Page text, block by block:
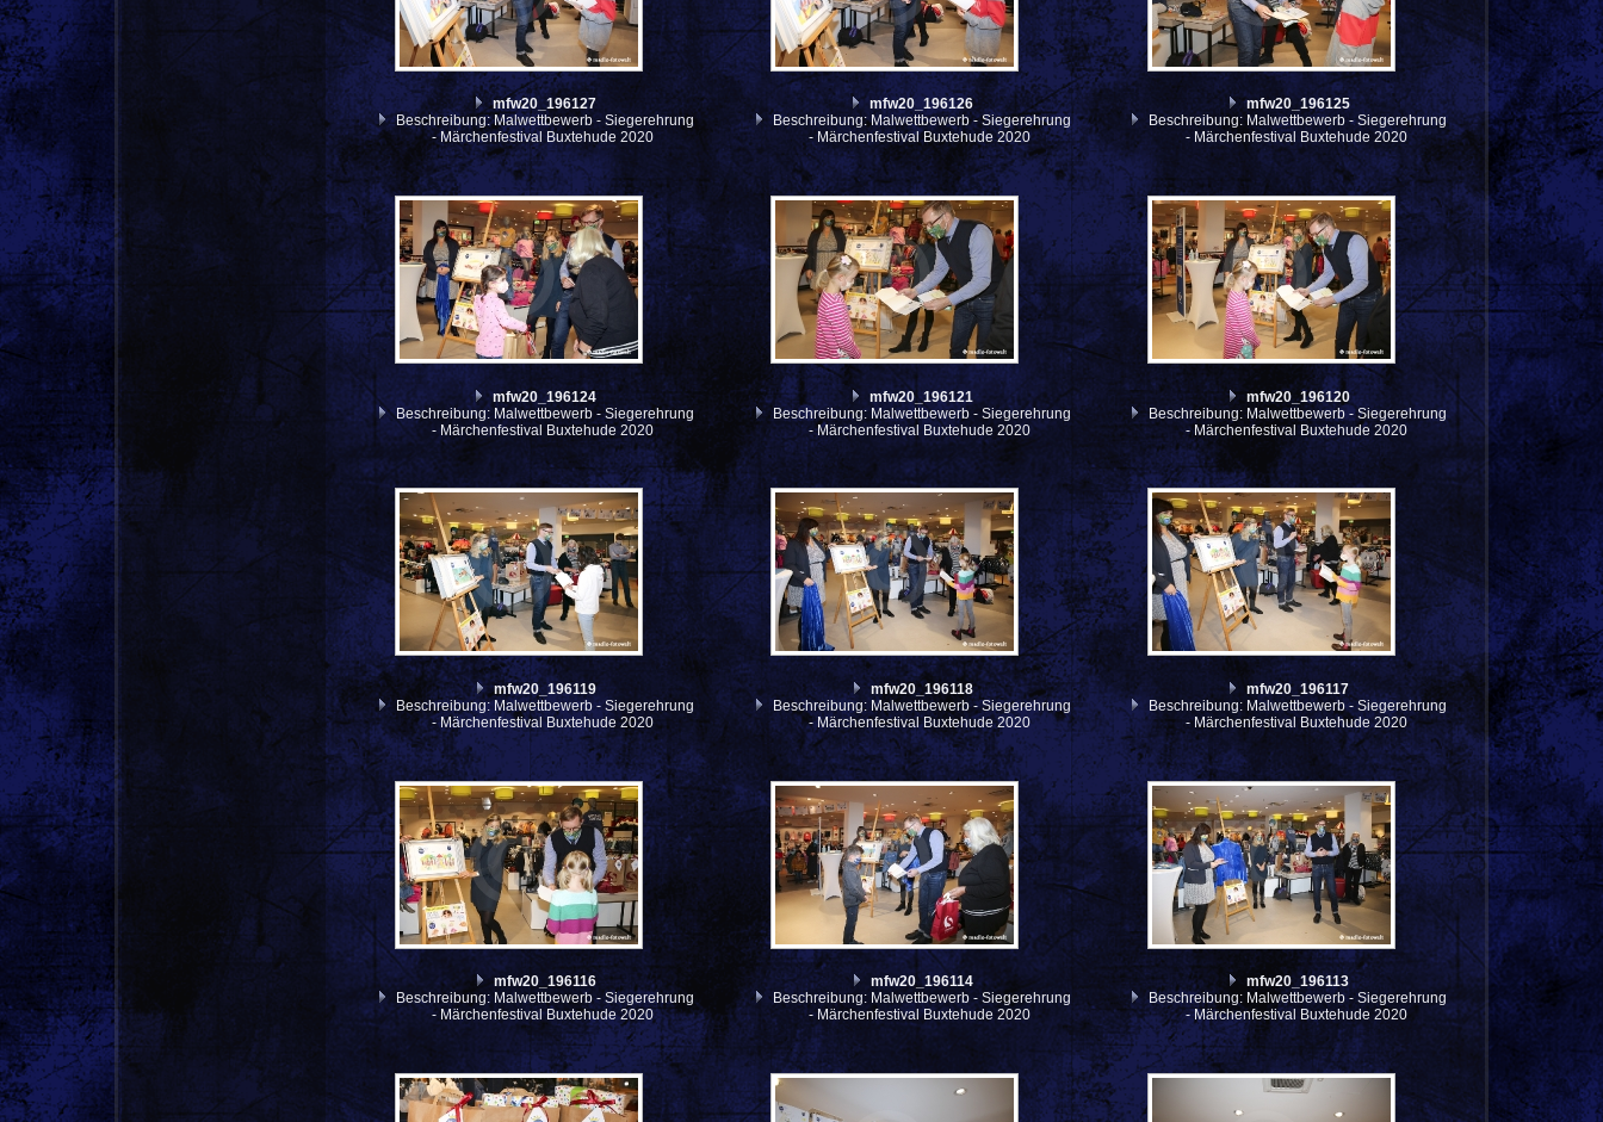
mfw20_196127
Beschreibung: Malwettbewerb - Siegerehrung
- Märchenfestival Buxtehude 2020
mfw20_196126
Beschreibung: Malwettbewerb - Siegerehrung
- Märchenfestival Buxtehude 2020
mfw20_196125
Beschreibung: Malwettbewerb - Siegerehrung
- Märchenfestival Buxtehude 2020
mfw20_196124
Beschreibung: Malwettbewerb - Siegerehrung
- Märchenfestival Buxtehude 2020
mfw20_196121
Beschreibung: Malwettbewerb - Siegerehrung
- Märchenfestival Buxtehude 2020
mfw20_196120
Beschreibung: Malwettbewerb - Siegerehrung
- Märchenfestival Buxtehude 2020
mfw20_196119
Beschreibung: Malwettbewerb - Siegerehrung
- Märchenfestival Buxtehude 2020
mfw20_196118
Beschreibung: Malwettbewerb - Siegerehrung
- Märchenfestival Buxtehude 2020
mfw20_196117
Beschreibung: Malwettbewerb - Siegerehrung
- Märchenfestival Buxtehude 2020
mfw20_196116
Beschreibung: Malwettbewerb - Siegerehrung
- Märchenfestival Buxtehude 2020
mfw20_196114
Beschreibung: Malwettbewerb - Siegerehrung
- Märchenfestival Buxtehude 2020
mfw20_196113
Beschreibung: Malwettbewerb - Siegerehrung
- Märchenfestival Buxtehude 2020